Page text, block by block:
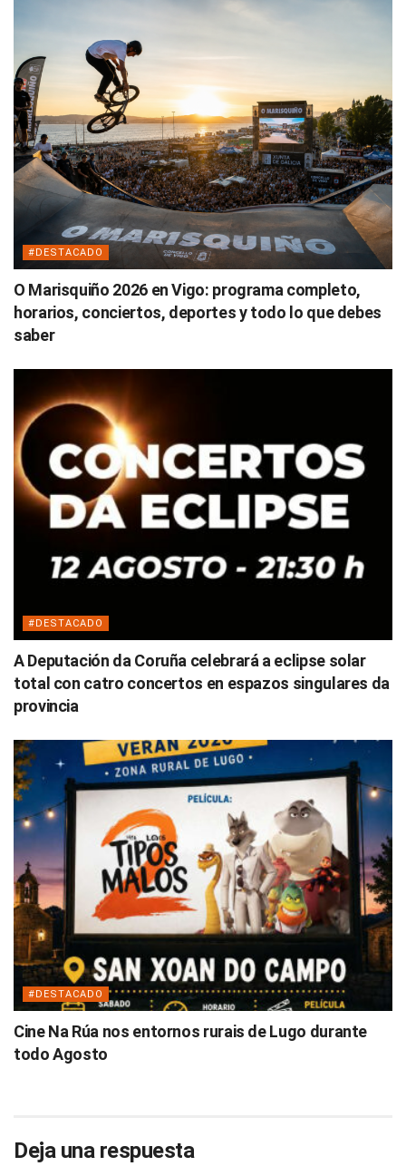
#DESTACADO
O Marisquiño 2026 en Vigo: programa completo,
horarios, conciertos, deportes y todo lo que debes
saber
#DESTACADO
A Deputación da Coruña celebrará a eclipse solar
total con catro concertos en espazos singulares da
provincia
#DESTACADO
Cine Na Rúa nos entornos rurais de Lugo durante
todo Agosto
Deja una respuesta